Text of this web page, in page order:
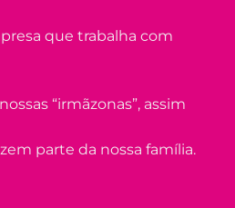
que trabalha com
“irmãzonas”, assim
parte da nossa família.